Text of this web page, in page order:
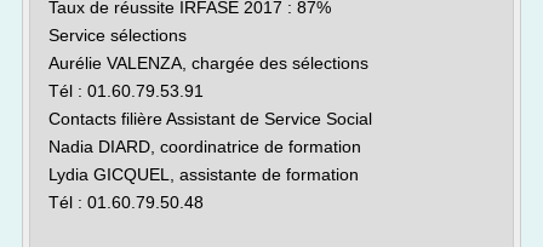
Taux de réussite IRFASE 2017 : 87%
Service sélections
Aurélie VALENZA, chargée des sélections
Tél : 01.60.79.53.91
Contacts filière Assistant de Service Social
Nadia DIARD, coordinatrice de formation
Lydia GICQUEL, assistante de formation
Tél : 01.60.79.50.48